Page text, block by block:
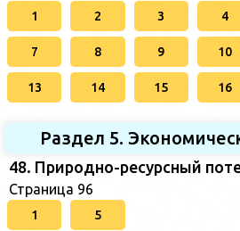
1 2 3 4
7 8 9 10
13 14 15 16
Раздел 5.
48. Природно-ресурсный
Страница 96
1 5